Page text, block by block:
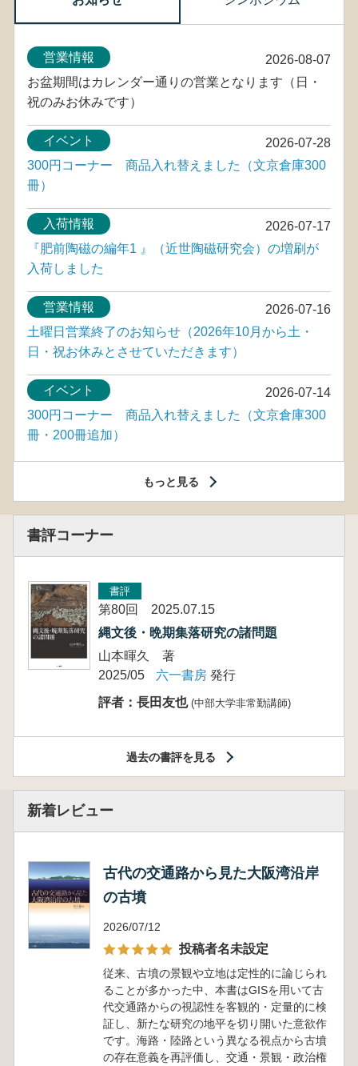
2026-08-07
営業情報
お盆期間はカレンダー通りの営業となります（日・
祝のみお休みです）
2026-07-28
イベント
300円コーナー 商品入れ替えました（文京倉庫300
冊）
2026-07-17
入荷情報
『肥前陶磁の編年1 』（近世陶磁研究会）の増刷が
入荷しました
2026-07-16
営業情報
土曜日営業終了のお知らせ（2026年10月から土・
日・祝お休みとさせていただきます）
2026-07-14
イベント
300円コーナー 商品入れ替えました（文京倉庫300
冊・200冊追加）
もっと見る
書評コーナー
書評
第80回 2025.07.15
縄文後・晩期集落研究の諸問題
山本暉久 著
2025/05
六一書房 発行
評者：長田友也 (中部大学非常勤講師)
過去の書評を見る
新着レビュー
古代の交通路から見た大阪湾沿岸
の古墳
2026/07/12
投稿者名未設定
従来、古墳の景観や立地は定性的に論じられ
ることが多かった中、本書はGISを用いて古
代交通路からの視認性を客観的・定量的に検
証し、新たな研究の地平を切り開いた意欲作
です。海路・陸路という異なる視点から古墳
の存在意義を再評価し、交通・景観・政治権